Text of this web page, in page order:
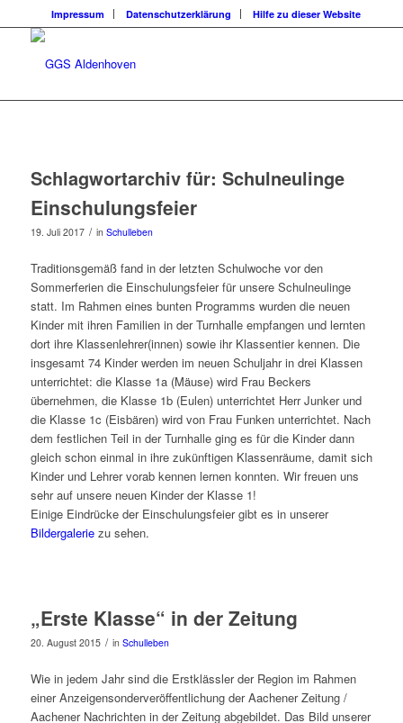
Impressum Datenschutzerklärung Hilfe zu dieser Website
Schlagwortarchiv für: Schulneulinge
Einschulungsfeier
19. Juli 2017 / in Schulleben
Traditionsgemäß fand in der letzten Schulwoche vor den
Sommerferien die Einschulungsfeier für unsere Schulneulinge
statt. Im Rahmen eines bunten Programms wurden die neuen
Kinder mit ihren Familien in der Turnhalle empfangen und lernten
dort ihre Klassenlehrer(innen) sowie ihr Klassentier kennen. Die
insgesamt 74 Kinder werden im neuen Schuljahr in drei Klassen
unterrichtet: die Klasse 1a (Mäuse) wird Frau Beckers
übernehmen, die Klasse 1b (Eulen) unterrichtet Herr Junker und
die Klasse 1c (Eisbären) wird von Frau Funken unterrichtet. Nach
dem festlichen Teil in der Turnhalle ging es für die Kinder dann
gleich schon einmal in ihre zukünftigen Klassenräume, damit sich
Kinder und Lehrer vorab kennen lernen konnten. Wir freuen uns
sehr auf unsere neuen Kinder der Klasse 1!
Einige Eindrücke der Einschulungsfeier gibt es in unserer
Bildergaleriezu sehen.
„Erste Klasse“ in der Zeitung
20. August 2015 / in Schulleben
Wie in jedem Jahr sind die Erstklässler der Region im Rahmen
einer Anzeigensonderveröffentlichung der Aachener Zeitung /
Aachener Nachrichten in der Zeitung abgebildet. Das Bild unserer